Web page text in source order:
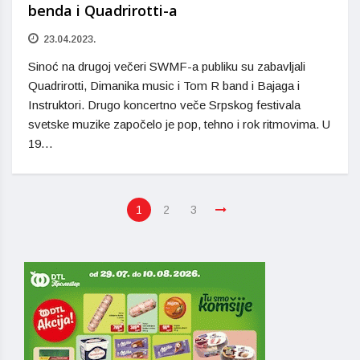
benda i Quadrirotti-a
23.04.2023.
Sinoć na drugoj večeri SWMF-a publiku su zabavljali
Quadrirotti, Dimanika music i Tom R band i Bajaga i
Instruktori. Drugo koncertno veče Srpskog festivala
svetske muzike započelo je pop, tehno i rok ritmovima. U
19…
1 2 3